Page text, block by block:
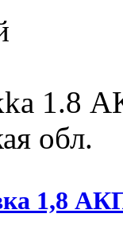
1.8
обл.
1,8